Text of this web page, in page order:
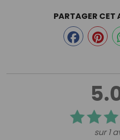
sur 1
PARTAGER CET